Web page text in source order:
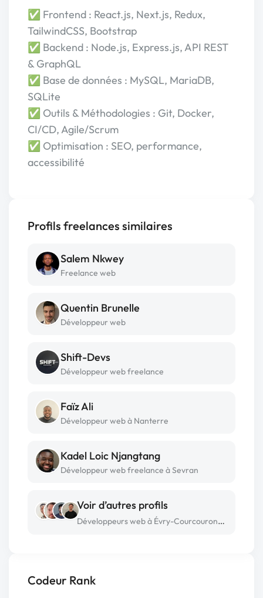
Codeur Rank
✅ Frontend : React.js, Next.js, Redux,
TailwindCSS, Bootstrap
✅ Backend : Node.js, Express.js, API REST
& GraphQL
✅ Base de données : MySQL, MariaDB,
SQLite
✅ Outils & Méthodologies : Git, Docker,
CI/CD, Agile/Scrum
✅ Optimisation : SEO, performance,
accessibilité
Profils freelances similaires
Salem Nkwey
Freelance web
Quentin Brunelle
Développeur web
Shift-Devs
Développeur web freelance
Faïz Ali
Développeur web à Nanterre
Kadel Loic Njangtang
Développeur web freelance à Sevran
Voir d’autres profils
Développeurs web à Évry-Courcouronnes